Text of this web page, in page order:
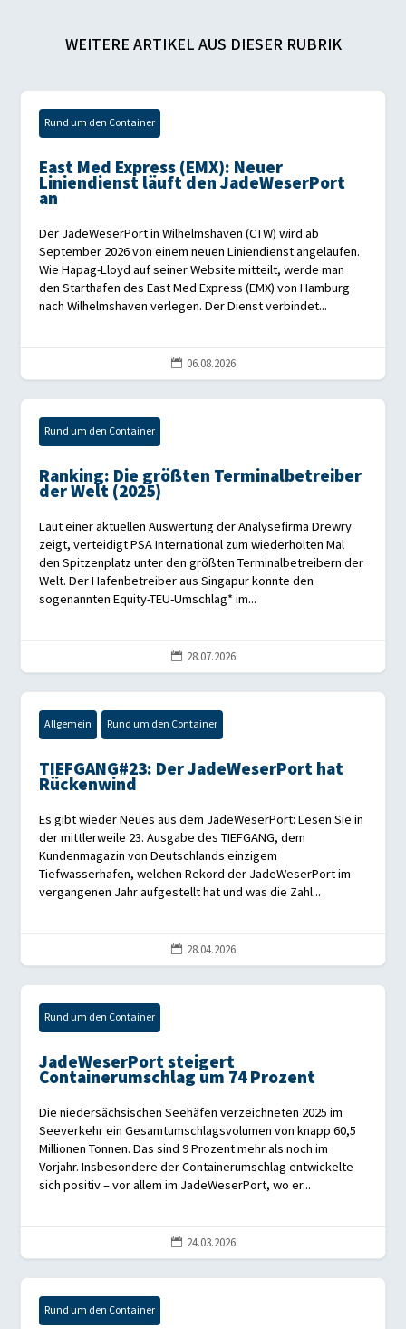
WEITERE ARTIKEL AUS DIESER RUBRIK
Rund um den Container
East Med Express (EMX): Neuer
Liniendienst läuft den JadeWeserPort
an
Der JadeWeserPort in Wilhelmshaven (CTW) wird ab
September 2026 von einem neuen Liniendienst angelaufen.
Wie Hapag-Lloyd auf seiner Website mitteilt, werde man
den Starthafen des East Med Express (EMX) von Hamburg
nach Wilhelmshaven verlegen. Der Dienst verbindet...
 06.08.2026
Rund um den Container
Ranking: Die größten Terminalbetreiber
der Welt (2025)
Laut einer aktuellen Auswertung der Analysefirma Drewry
zeigt, verteidigt PSA International zum wiederholten Mal
den Spitzenplatz unter den größten Terminalbetreibern der
Welt. Der Hafenbetreiber aus Singapur konnte den
sogenannten Equity-TEU-Umschlag* im...
 28.07.2026
Allgemein Rund um den Container
TIEFGANG#23: Der JadeWeserPort hat
Rückenwind
Es gibt wieder Neues aus dem JadeWeserPort: Lesen Sie in
der mittlerweile 23. Ausgabe des TIEFGANG, dem
Kundenmagazin von Deutschlands einzigem
Tiefwasserhafen, welchen Rekord der JadeWeserPort im
vergangenen Jahr aufgestellt hat und was die Zahl...
 28.04.2026
Rund um den Container
JadeWeserPort steigert
Containerumschlag um 74 Prozent
Die niedersächsischen Seehäfen verzeichneten 2025 im
Seeverkehr ein Gesamtumschlagsvolumen von knapp 60,5
Millionen Tonnen. Das sind 9 Prozent mehr als noch im
Vorjahr. Insbesondere der Containerumschlag entwickelte
sich positiv – vor allem im JadeWeserPort, wo er...
 24.03.2026
Rund um den Container